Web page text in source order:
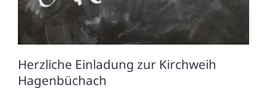
Herzliche Einladung zur Kirchweih
Hagenbüchach